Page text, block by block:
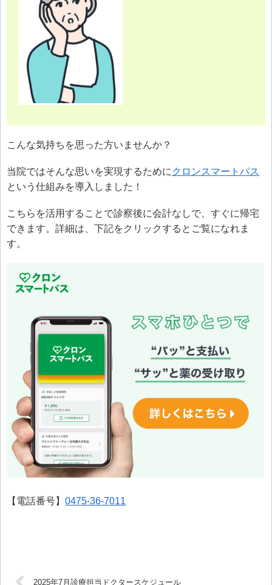
こんな気持ちを思った方いませんか？
当院ではそんな思いを実現するために クロンスマートパス
という仕組みを導入しました！
こちらを活用することで診察後に会計なしで、すぐに帰宅
できます。詳細は、下記をクリックするとご覧になれま
す。
【電話番号】 0475-36-7011
2025年7月診療担当ドクタースケジュール